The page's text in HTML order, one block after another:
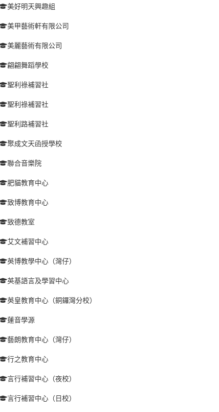
美好明天興趣組
美甲藝術軒有限公司
美麗藝術有限公司
翩翩舞蹈學校
聖利祿補習社
聖利祿補習社
聖利路補習社
聚成文天函授學校
聯合音樂院
肥貓教育中心
致博教育中心
致德教室
艾文補習中心
英博教學中心（灣仔）
英基語言及學習中心
英皇教育中心（銅鑼灣分校）
蓮音學源
藝朗教育中心（灣仔）
行之教育中心
言行補習中心（夜校）
言行補習中心（日校）